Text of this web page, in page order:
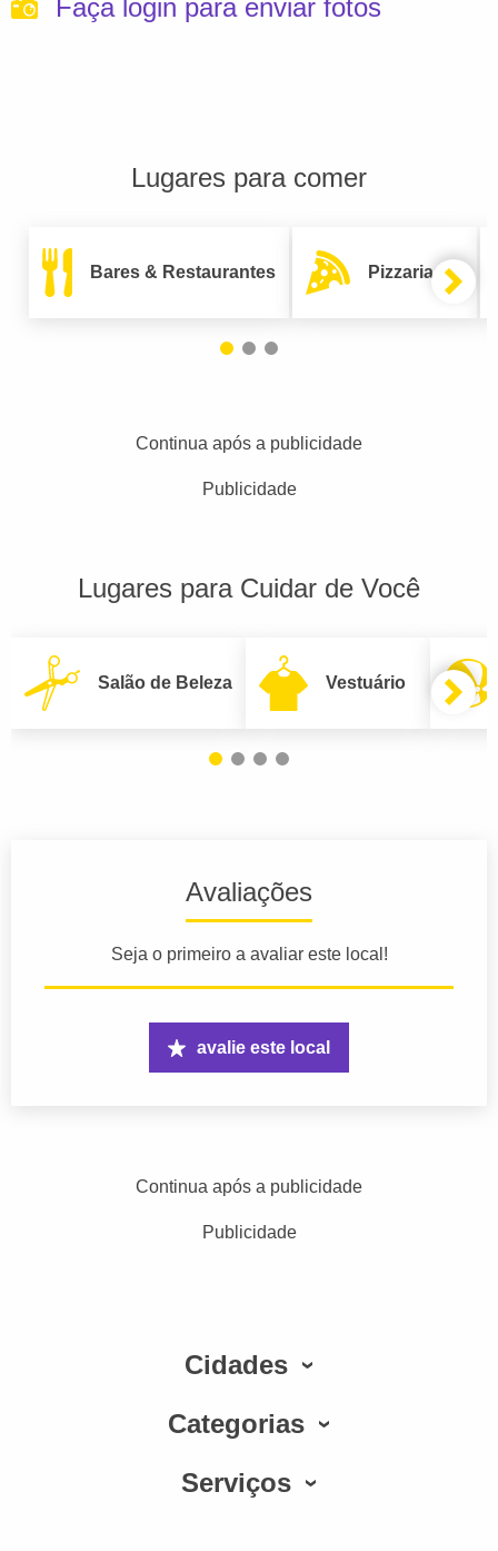
Faça login para enviar fotos
Lugares para comer
Bares & Restaurantes Pizzarias
Continua após a publicidade
Publicidade
Lugares para Cuidar de Você
Salão de Beleza Vestuário
Avaliações
Seja o primeiro a avaliar este local!
avalie este local
Continua após a publicidade
Publicidade
Cidades
Categorias
Serviços